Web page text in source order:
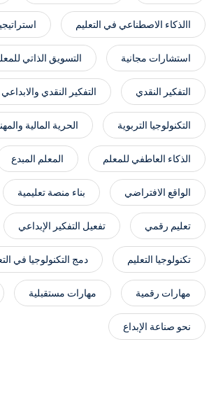
االذكاء الاصطناعي في التعليم
استشارات مجانية التسويق الذاتي
التفكير النقدي التفكير النقدي والابداعي
التكنولوجيا التربوية الحرية المالية
الذكاء العاطفي للمعلم المعلم المبدع
الواقع الافتراضي بناء منصة تعليمية
تعليم رقمي تفعيل التفكير الإبداعي
تكنولوجيا التعليم دمج التكنولوجيا في
مهارات رقمية مهارات مستقبلية
نحو صناعة الإبداع